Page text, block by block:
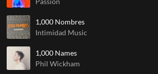
1,000 Nombres
Intimidad Music
1,000 Names
Phil Wickham